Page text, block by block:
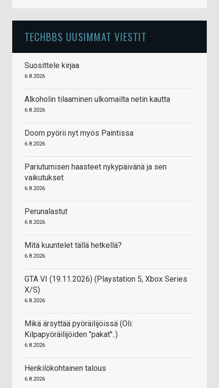
TECHBBS UUSIMMAT VIESTIT
Suosittele kirjaa
6.8.2026
Alkoholin tilaaminen ulkomailta netin kautta
6.8.2026
Doom pyörii nyt myös Paintissa
6.8.2026
Pariutumisen haasteet nykypäivänä ja sen
vaikutukset
6.8.2026
Perunalastut
6.8.2026
Mitä kuuntelet tällä hetkellä?
6.8.2026
GTA VI (19.11.2026) (Playstation 5, Xbox Series
X/S)
6.8.2026
Mikä ärsyttää pyöräilijöissä (Oli:
Kilpapyöräilijöiden "pakat"..)
6.8.2026
Henkilökohtainen talous
6.8.2026